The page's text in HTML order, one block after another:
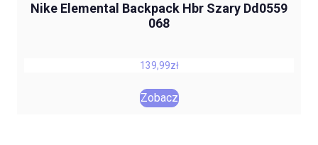
Nike Elemental Backpack Hbr Szary Dd0559
068
139,99zł
Zobacz